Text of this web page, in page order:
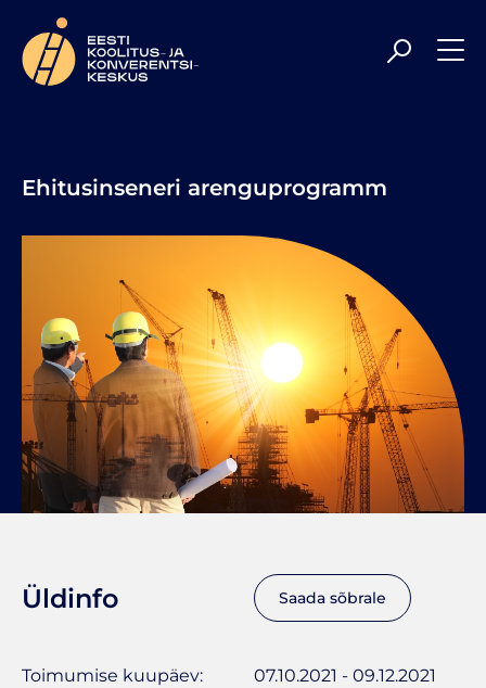
Meil on rõõm olla Sulle veelgi kaasaegsem ja
professionaalsem koolituspartner, toetades Sind parimal
tasemel uute teadmiste hankimisel ning
enesetäiendamisel. Head sirvimist!
Ehitusinseneri arenguprogramm
Üldinfo Saada sõbrale
Toimumise kuupäev:
07.10.2021 - 09.12.2021